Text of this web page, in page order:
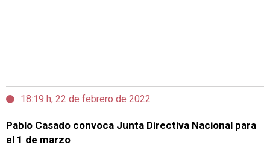
18:19 h, 22 de febrero de 2022
Pablo Casado convoca Junta Directiva Nacional para
el 1 de marzo